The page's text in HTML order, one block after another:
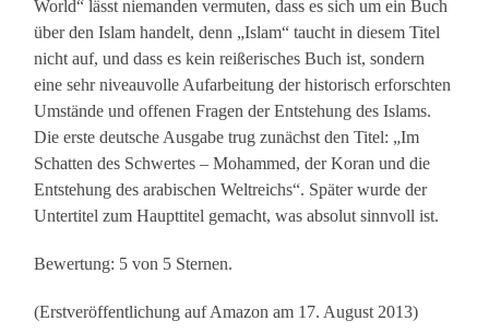
World“ lässt niemanden vermuten, dass es sich um ein Buch
über den Islam handelt, denn „Islam“ taucht in diesem Titel
nicht auf, und dass es kein reißerisches Buch ist, sondern
eine sehr niveauvolle Aufarbeitung der historisch erforschten
Umstände und offenen Fragen der Entstehung des Islams.
Die erste deutsche Ausgabe trug zunächst den Titel: „Im
Schatten des Schwertes – Mohammed, der Koran und die
Entstehung des arabischen Weltreichs“. Später wurde der
Untertitel zum Haupttitel gemacht, was absolut sinnvoll ist.
Bewertung: 5 von 5 Sternen.
(Erstveröffentlichung auf Amazon am 17. August 2013)